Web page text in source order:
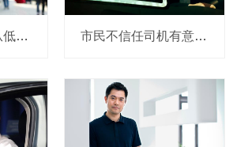
摩拜与 ofo 正在从低端出发颠覆滴滴？三家的机会与风险 市民不信任司机有意见，Uber的匹兹堡自动驾驶路试难度不小，路况也来捣乱